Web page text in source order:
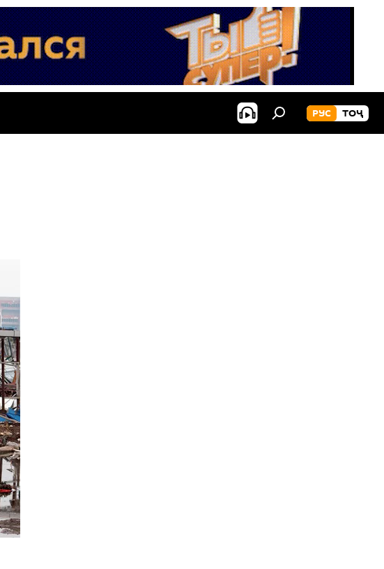
РУС ТОҶ